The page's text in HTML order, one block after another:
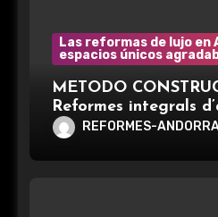
Las reformas de lujo
espacios únicos
METODO
Reformes integrals
Andorra. Som
reformes integrals
REFORMES-